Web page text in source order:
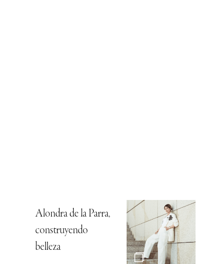
Alondra de la Parra,
construyendo
belleza